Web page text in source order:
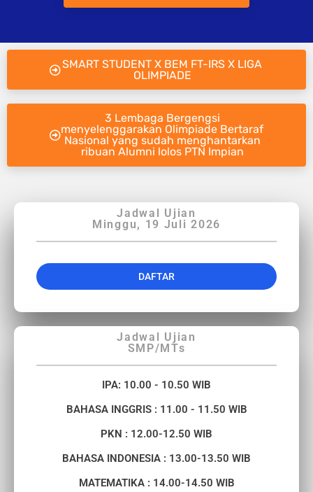
SMART STUDENT X BEM FT-IRS X LIGA
OLIMPIADE
3 Lembaga Bergengsi
menyelenggarakan Olimpiade Bertaraf
Nasional yang sudah menghantarkan
ribuan Alumni lolos PTN Impian
Jadwal Ujian
Minggu, 19 Juli 2026
DAFTAR
Jadwal Ujian
SMP/MTs
IPA: 10.00 - 10.50 WIB
BAHASA INGGRIS : 11.00 - 11.50 WIB
PKN : 12.00-12.50 WIB
BAHASA INDONESIA : 13.00-13.50 WIB
MATEMATIKA : 14.00-14.50 WIB